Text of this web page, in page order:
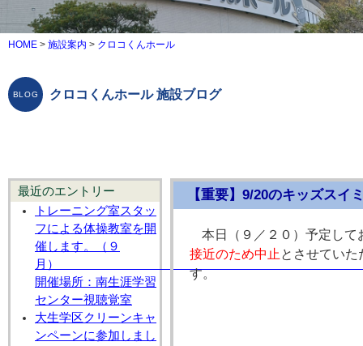
HOME > 施設案内 > クロコくんホール
クロコくんホール 施設ブログ
最近のエントリー
トレーニング室スタッ
フによる体操教室を開
催します。（９
月
開催場所：南生涯学習
センター視聴覚室
大生学区クリーンキャ
ンペーンに参加しまし
【重要】9/20のキッズスイ
本日（９／２０）予定して
接近のため中止 とさせてい
す。